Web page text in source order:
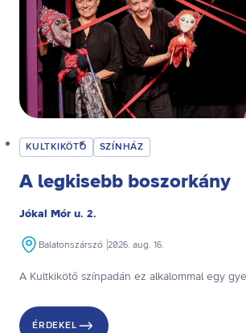
KULTKIKÖTŐ SZÍNHÁZ
A legkisebb boszorkány
Jókai Mór u. 2.
Balatonszárszó 2026. aug. 16.
A Kultkikötő színpadán ez alkalommal egy
ÉRDEKEL